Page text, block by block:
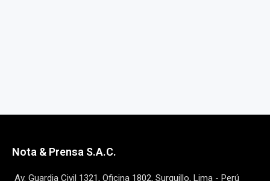
Nota & Prensa S.A.C.
Av. Guardia Civil 1321, Oficina 1802, Surquillo, Lima - Perú